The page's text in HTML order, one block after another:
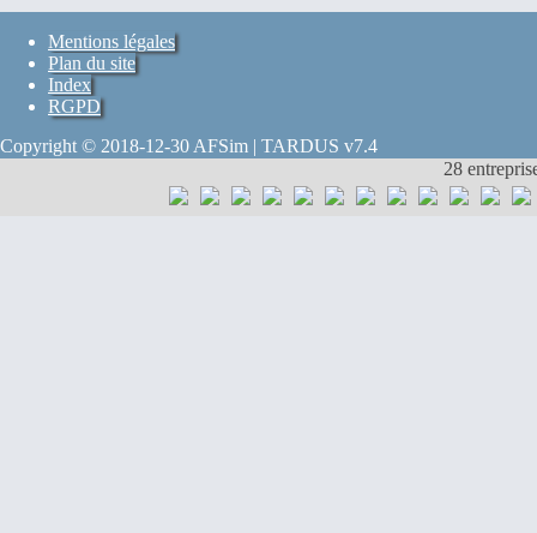
Mentions légales
Plan du site
Index
RGPD
Copyright © 2018-12-30 AFSim | TARDUS v7.4
28